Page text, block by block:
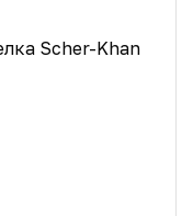
Scher-Khan